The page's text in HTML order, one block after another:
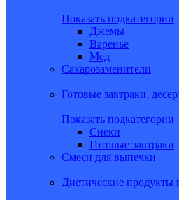
Показать подкатегории
Джемы
Варенье
Мед
Сахарозаменители
Готовые завтраки,
Показать подкатегории
Снеки
Готовые завтраки
Смеси для выпечки
Диетические продукты